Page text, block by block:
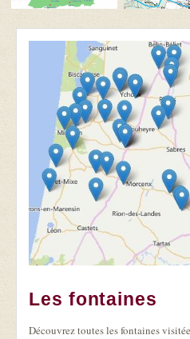
Les fontaines
Découvrez toutes les fontaines